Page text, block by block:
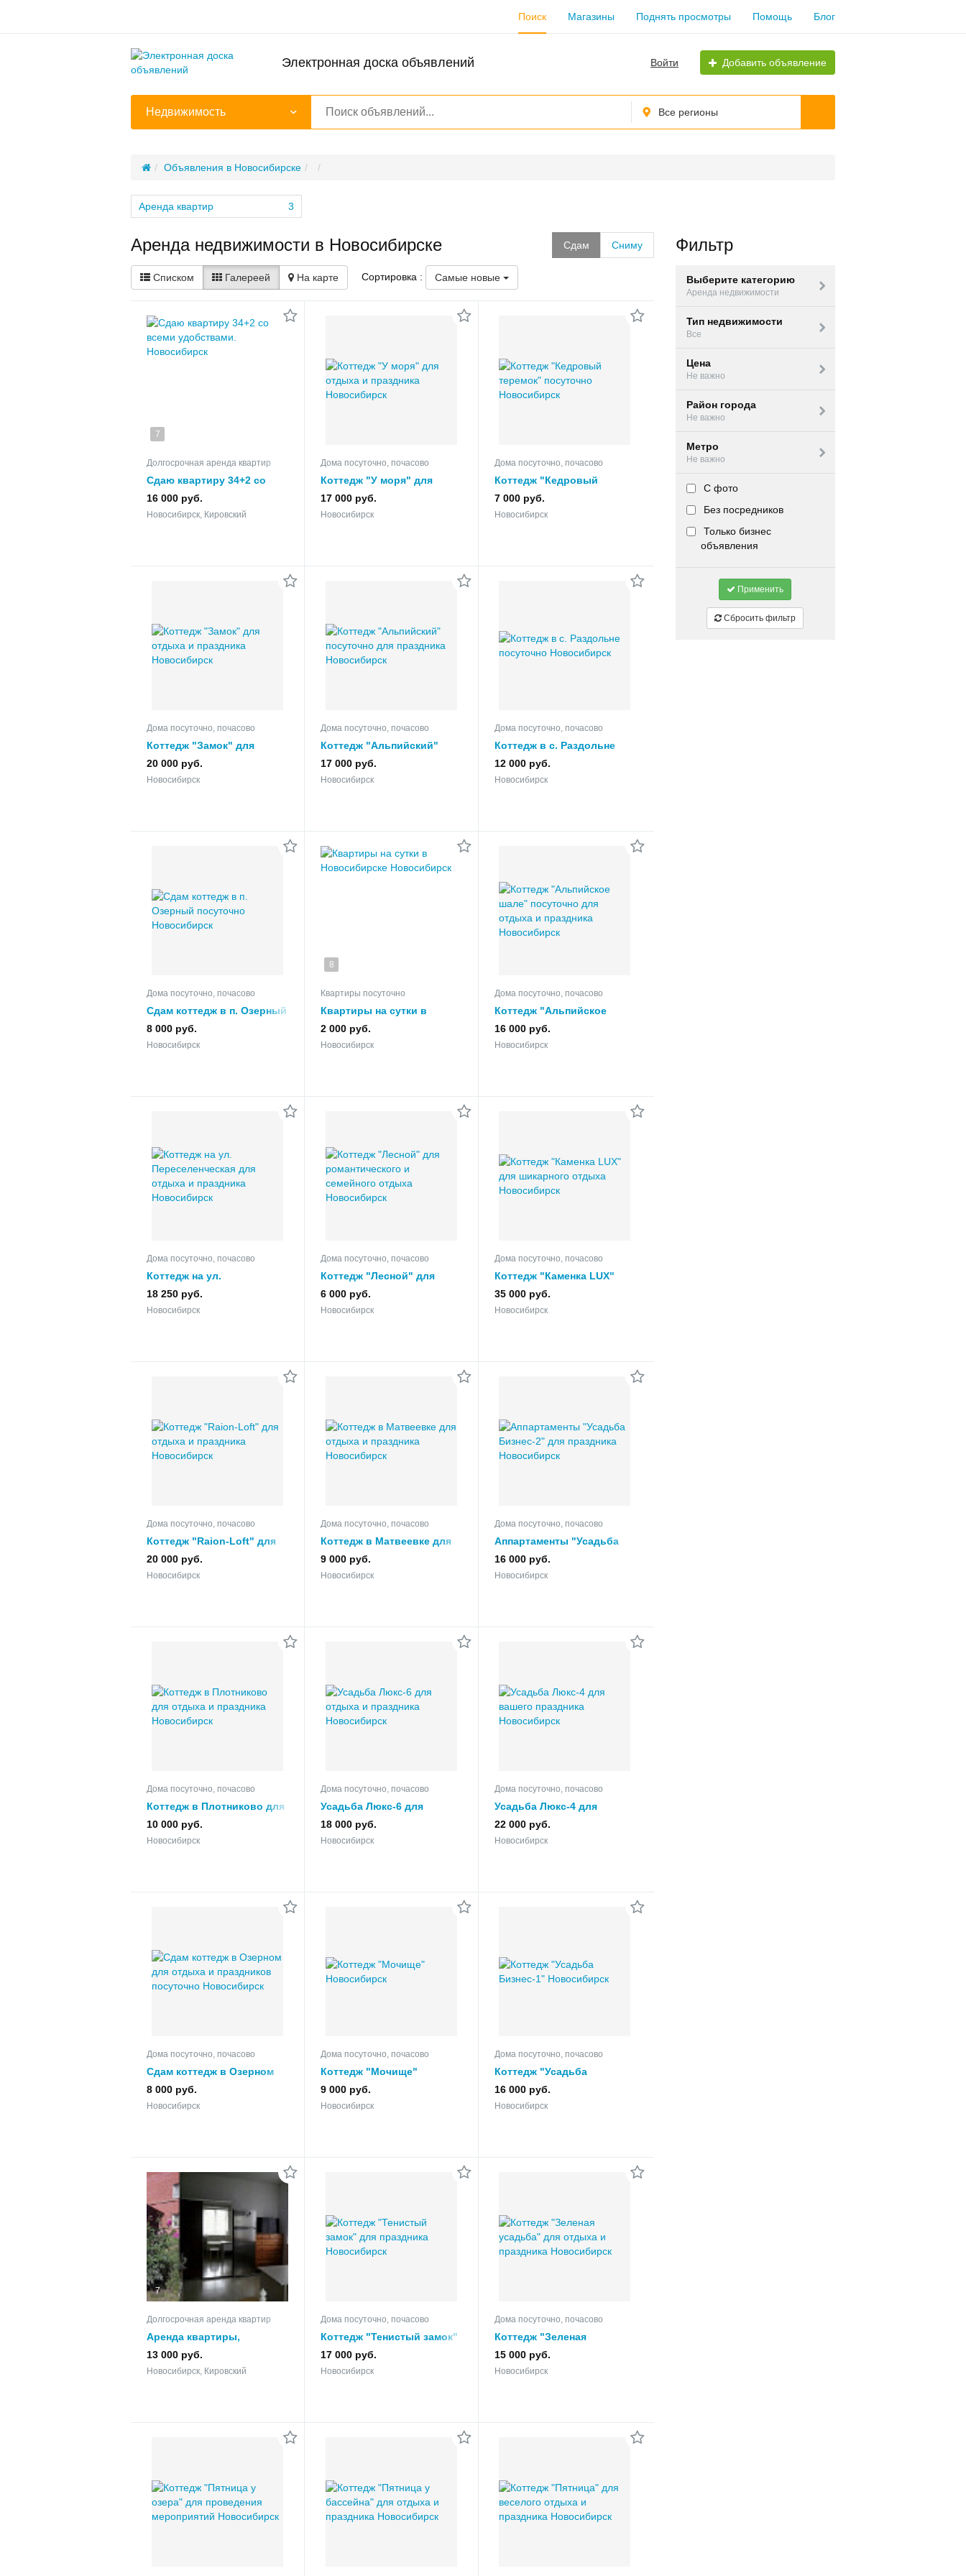
Поиск Магазины Поднять просмотры Помощь Блог
Электронная доска объявлений Войти Добавить объявление
Недвижимость Все регионы
Объявления в Новосибирске
3
Аренда квартир
Сдам Сниму
Аренда недвижимости в Новосибирске
Списком Галереей На карте Сортировка : Самые новые
7
Долгосрочная аренда квартир
Сдаю квартиру 34+2 со
всеми удобствами.
16 000 руб.
Новосибирск, Кировский
Дома посуточно, почасово
Коттедж "У моря" для
отдыха и праздника
17 000 руб.
Новосибирск
Дома посуточно, почасово
Коттедж "Кедровый
теремок" посуточно
7 000 руб.
Новосибирск
Дома посуточно, почасово
Коттедж "Замок" для
отдыха и праздника
20 000 руб.
Новосибирск
Дома посуточно, почасово
Коттедж "Альпийский"
посуточно для праздника
17 000 руб.
Новосибирск
Дома посуточно, почасово
Коттедж в с. Раздольне
посуточно
12 000 руб.
Новосибирск
Дома посуточно, почасово
Сдам коттедж в п. Озерный
посуточно
8 000 руб.
Новосибирск
8
Квартиры посуточно
Квартиры на сутки в
Новосибирске
2 000 руб.
Новосибирск
Дома посуточно, почасово
Коттедж "Альпийское
шале" посуточно для
отдыха и праздника
16 000 руб.
Новосибирск
Дома посуточно, почасово
Коттедж на ул.
Переселенческая для
отдыха и праздника
18 250 руб.
Новосибирск
Дома посуточно, почасово
Коттедж "Лесной" для
романтического и
семейного отдыха
6 000 руб.
Новосибирск
Дома посуточно, почасово
Коттедж "Каменка LUX"
для шикарного отдыха
35 000 руб.
Новосибирск
Дома посуточно, почасово
Коттедж "Raion-Loft" для
отдыха и праздника
20 000 руб.
Новосибирск
Дома посуточно, почасово
Коттедж в Матвеевке для
отдыха и праздника
9 000 руб.
Новосибирск
Дома посуточно, почасово
Аппартаменты "Усадьба
Бизнес-2" для праздника
16 000 руб.
Новосибирск
Дома посуточно, почасово
Коттедж в Плотниково для
отдыха и праздника
10 000 руб.
Новосибирск
Дома посуточно, почасово
Усадьба Люкс-6 для
отдыха и праздника
18 000 руб.
Новосибирск
Дома посуточно, почасово
Усадьба Люкс-4 для
вашего праздника
22 000 руб.
Новосибирск
Дома посуточно, почасово
Сдам коттедж в Озерном
для отдыха и праздников
посуточно
8 000 руб.
Новосибирск
Дома посуточно, почасово
Коттедж "Мочище"
9 000 руб.
Новосибирск
Дома посуточно, почасово
Коттедж "Усадьба
Бизнес-1"
16 000 руб.
Новосибирск
7
Долгосрочная аренда квартир
Аренда квартиры,
длительно, без вредных,
пожилой женщине, зрелой
13 000 руб.
Новосибирск, Кировский
Дома посуточно, почасово
Коттедж "Тенистый замок"
для праздника
17 000 руб.
Новосибирск
Дома посуточно, почасово
Коттедж "Зеленая
усадьба" для отдыха и
праздника
15 000 руб.
Новосибирск
Фильтр
Выберите категорию
Аренда недвижимости
Тип недвижимости
Все
Цена
Не важно
Район города
Не важно
Метро
Не важно
С фото
Без посредников
Только бизнес
объявления
Применить
Сбросить фильтр